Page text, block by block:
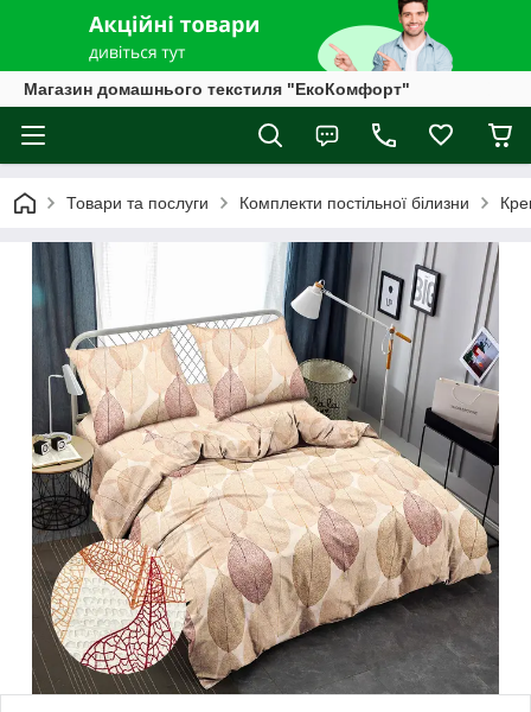
Магазин домашнього текстиля "ЕкоКомфорт"
Товари та послуги Комплекти постільної білизни